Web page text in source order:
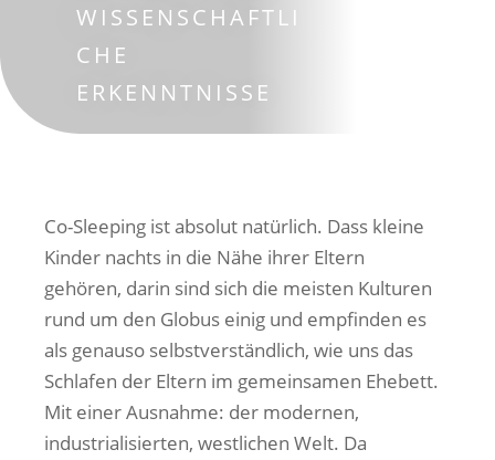
WISSENSCHAFTLI
CHE
ERKENNTNISSE
Co-Sleeping ist absolut natürlich. Dass kleine
Kinder nachts in die Nähe ihrer Eltern
gehören, darin sind sich die meisten Kulturen
rund um den Globus einig und empfinden es
als genauso selbstverständlich, wie uns das
Schlafen der Eltern im gemeinsamen Ehebett.
Mit einer Ausnahme: der modernen,
industrialisierten, westlichen Welt. Da